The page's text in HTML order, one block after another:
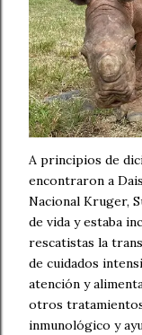
A principios de
encontraron a
Nacional Kruger,
de vida y estaba
rescatistas la
de cuidados
atención y
otros
inmunológico y